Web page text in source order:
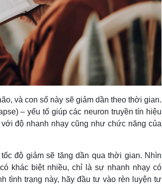
và con số này sẽ giảm dần theo thời gian.
– yếu tố giúp các neuron truyền tín hiệu
độ nhanh nhạy cũng như chức năng của
độ giảm sẽ tăng dần qua thời gian. Nhìn
khác biệt nhiều, chỉ là sự nhanh nhạy có
tình trạng này, hãy đầu tư vào rèn luyện tư